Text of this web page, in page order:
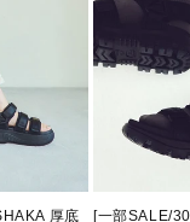
厚底
[一部SALE/